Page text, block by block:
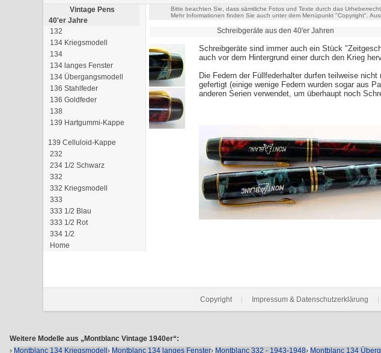
Vintage Pens
40'er Jahre
132
134 Kriegsmodell
134
134 langes Fenster
134 Übergangsmodell
136 Stahlfeder
136 Goldfeder
138
139 Hartgummi-Kappe
139 Celluloid-Kappe
232
234 1/2 Schwarz
332
332 Kriegsmodell
333
333 1/2 Blau
333 1/2 Rot
334 1/2
Home
Bitte beachten Sie, dass sämtliche Fotos und Texte durch das
Mehr Informationen finden Sie auch unter dem Menüpunkt "Copyright".
Schreibgeräte aus den 40'er Jahren
Schreibgeräte sind immer auch ein Stück
auch vor dem Hintergrund einer durch den Krieg
Die Federn der Füllfederhalter durfen teilweise
gefertigt (einige wenige Federn wurden sogar aus
anderen Serien verwendet, um überhaupt noch
Copyright | Impressum & Datenschutzerklärung |
Weitere Modelle aus „Montblanc Vintage 1940er“:
› Montblanc 134 Kriegsmodell › Montblanc 134 langes Fenster› Montblanc 332 - 1943-1948› Montblanc 134